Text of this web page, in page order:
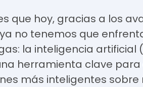
que hoy, gracias a los
no tenemos que
la inteligencia artificial
herramienta clave
más inteligentes sobre